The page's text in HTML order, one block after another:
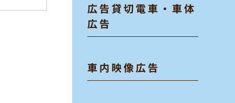
広告貸切電車・車体
広告
車内映像広告